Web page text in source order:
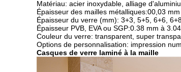
Matériau: acier inoxydable, alliage
Épaisseur des mailles métalliques:00,03
Épaisseur du verre (mm): 3+3, 5+5, 6+6,
Épaisseur PVB, EVA ou SGP:0.38 mm à
Couleur du verre: transparent, super
Options de personnalisation: impression
Casques de verre laminé à la maille